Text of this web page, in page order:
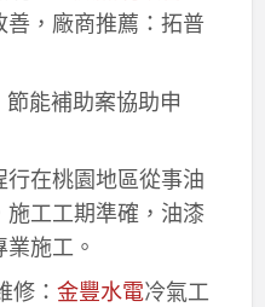
，廠商推薦：拓普
節能補助案協助申
行在桃園地區從事油
工工期準確，油漆
施工。
修： 金豐水電冷氣工